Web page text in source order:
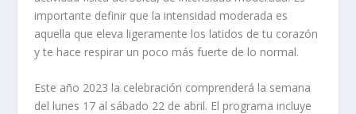
importante definir que la intensidad moderada es
aquella que eleva ligeramente los latidos de tu corazón
y te hace respirar un poco más fuerte de lo normal.
Este año 2023 la celebración comprenderá la semana
del lunes 17 al sábado 22 de abril. El programa incluye